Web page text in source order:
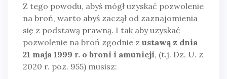
Z tego powodu, abyś mógł uzyskać pozwolenie
na broń, warto abyś zaczął od zaznajomienia
się z podstawą prawną. I tak aby uzyskać
pozwolenie na broń zgodnie z ustawą z dnia
21 maja 1999 r. o broni i amunicji, (t.j. Dz. U. z
2020 r. poz. 955) musisz: